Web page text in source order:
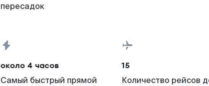
пересадок
около 4 часов
Самый быстрый прямой
15
Количество рейсов